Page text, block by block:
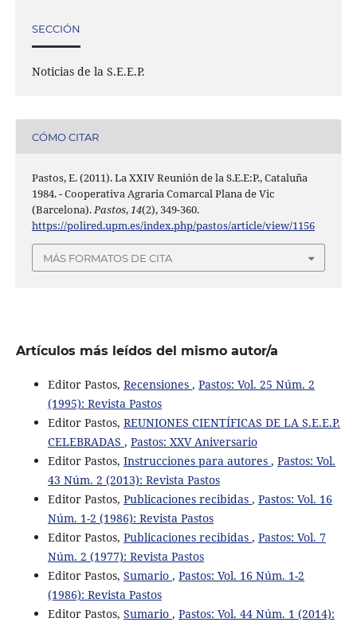
SECCIÓN
Noticias de la S.E.E.P.
CÓMO CITAR
Pastos, E. (2011). La XXIV Reunión de la S.E.E:P., Cataluña
1984. - Cooperativa Agraria Comarcal Plana de Vic
(Barcelona).Pastos,14(2), 349-360.
https://polired.upm.es/index.php/pastos/article/view/1156
MÁS FORMATOS DE CITA
Artículos más leídos del mismo autor/a
Editor Pastos, Recensiones , Pastos: Vol. 25 Núm. 2
(1995): Revista Pastos
Editor Pastos, REUNIONES CIENTÍFICAS DE LA S.E.E.P.
CELEBRADAS , Pastos: XXV Aniversario
Editor Pastos, Instrucciones para autores , Pastos: Vol.
43 Núm. 2 (2013): Revista Pastos
Editor Pastos, Publicaciones recibidas , Pastos: Vol. 16
Núm. 1-2 (1986): Revista Pastos
Editor Pastos, Publicaciones recibidas , Pastos: Vol. 7
Núm. 2 (1977): Revista Pastos
Editor Pastos, Sumario , Pastos: Vol. 16 Núm. 1-2
(1986): Revista Pastos
Editor Pastos, Sumario , Pastos: Vol. 44 Núm. 1 (2014):